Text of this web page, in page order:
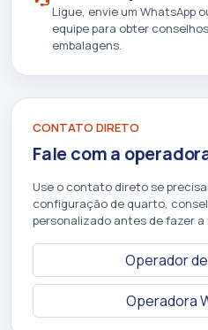
Ligue, envie um WhatsApp
equipe para obter
embalagens.
CONTATO DIRETO
Fale com a
Use o contato direto se
configuração de quarto,
personalizado antes de fazer a
Operador
Operadora